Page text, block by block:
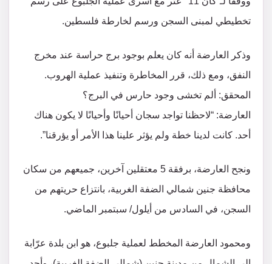
تخطيطي لمبنى السجن ورسم لخارطة فلسطين.
وذكر العارضة أنه كان يعلم بوجود برج حراسة عند مخرج
النفق، ومع ذلك، قرر المخاطرة وتنفيذ عملية الهروب.
المحقق: ألم تخشى وجود حارس في البرج؟
العارضة: “لاحظنا تواجد سجان أحيانًا وأحيانًا لا يكون هناك
أحد. كانت لدينا خطة ولم يؤثر علينا هذا الأمر أو يؤرقنا”.
ونجح العارضة، برفقة 5 معتقلين آخرين، جميعهم من سكان
محافظة جنين شمالي الضفة الغربية، بانتزاع حريتهم من
السجن، في السادس من أيلول/ سبتمبر الماضي.
ومحمود العارضة المخطط لعملية جلبوع، هو ابن بلدة عرّابة